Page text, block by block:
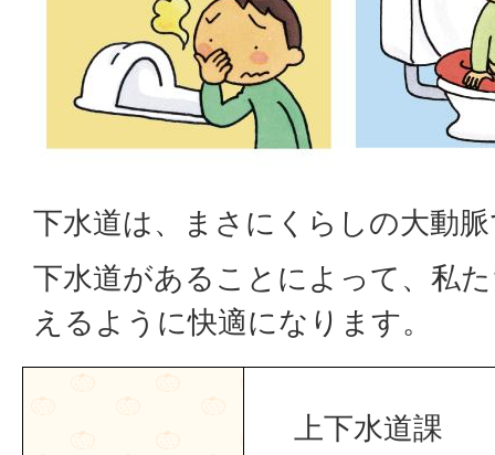
下水道は、まさにくらしの大動
下水道があることによって、私
えるように快適になります。
上下水道課